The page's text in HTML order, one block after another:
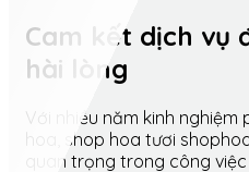
Cam kết dịch vụ
hài lòng
Với nhiều năm kinh
hoa, shop hoa tươi
quan trọng trong công